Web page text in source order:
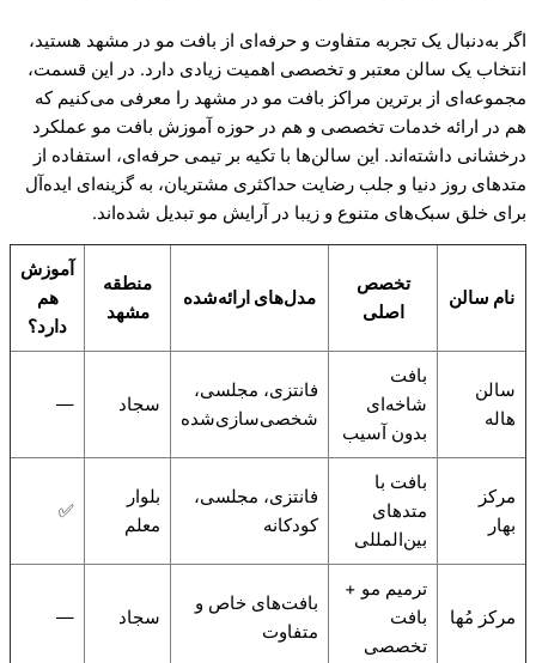
اگر به‌دنبال یک تجربه متفاوت و حرفه‌ای از بافت مو در مشهد هستید،
انتخاب یک سالن معتبر و تخصصی اهمیت زیادی دارد. در این قسمت،
مجموعه‌ای از برترین مراکز بافت مو در مشهد را معرفی می‌کنیم که
هم در ارائه خدمات تخصصی و هم در حوزه آموزش بافت مو عملکرد
درخشانی داشته‌اند. این سالن‌ها با تکیه بر تیمی حرفه‌ای، استفاده از
متدهای روز دنیا و جلب رضایت حداکثری مشتریان، به گزینه‌ای ایده‌آل
برای خلق سبک‌های متنوع و زیبا در آرایش مو تبدیل شده‌اند.
نام سالن
تخصص
اصلی
مدل‌های ارائه‌شده
منطقه
مشهد
آموزش
هم
دارد؟
سالن
هاله
بافت
شاخه‌ای
بدون آسیب
فانتزی، مجلسی،
شخصی‌سازی‌شده
سجاد —
مرکز
بهار
بافت با
متدهای
بین‌المللی
فانتزی، مجلسی،
کودکانه
بلوار
معلم
✅
مرکز مُها
ترمیم مو +
بافت
تخصصی
بافت‌های خاص و
متفاوت
سجاد —